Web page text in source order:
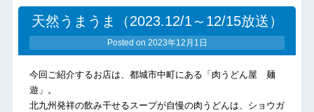
天然うまうま（2023.12/1～12/15放送）
Posted on 2023年12月1日
今回ご紹介するお店は、都城市中町にある「肉うどん屋 麺
遊」。
北九州発祥の飲み干せるスープが自慢の肉うどんは、ショウガ